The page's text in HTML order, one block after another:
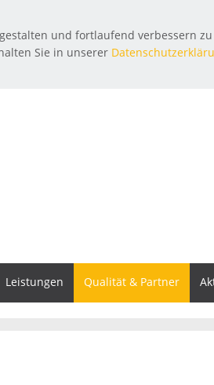
und fortlaufend verbessern
Sie in unserer
Leistungen Qualität & Partner